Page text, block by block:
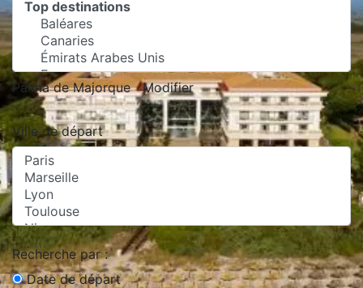
Palma de Majorque Modifier
Ville de départ
Recherche par :
Date de départ